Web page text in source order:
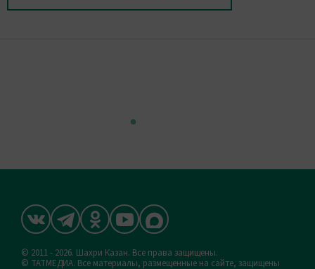
© 2011 - 2026. Шахри Казан. Все права защищены.
© ТАТМЕДИА. Все материалы, размещенные на сайте, защищены